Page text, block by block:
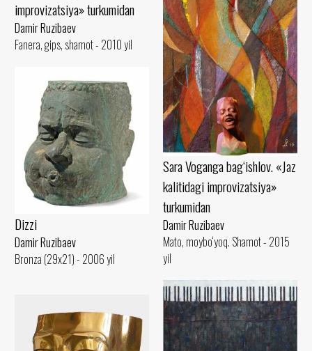
improvizatsiya» turkumidan
Damir Ruzibaev
Fanera, gips, shamot - 2010 yil
Sara Voganga bag‘ishlov. «Jaz
kalitidagi improvizatsiya»
turkumidan
Damir Ruzibaev
Mato, moybo‘yoq. Shamot - 2015
yil
Dizzi
Damir Ruzibaev
Bronza (29x21) - 2006 yil